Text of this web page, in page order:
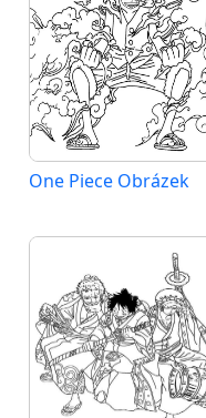
One Piece Obrázek